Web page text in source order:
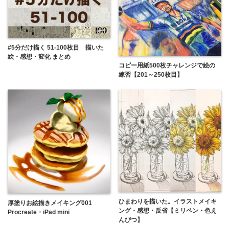
#5分だけ描く 51-100枚目 描いた
絵・感想・変化 まとめ
コピー用紙500枚チャレンジで絵の
練習【201～250枚目】
厚塗りお絵描きメイキング001
Procreate・iPad mini
ひまわりを描いた。イラストメイキ
ング・感想・反省【ミリペン・色え
んぴつ】